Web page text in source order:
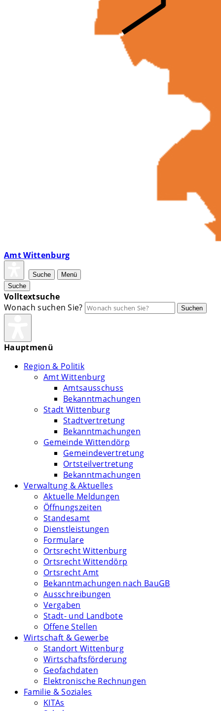
Amt Wittenburg
Suche
Menü
Suche
Volltextsuche
Wonach suchen Sie?
Suchen
Hauptmenü
Region & Politik
Amt Wittenburg
Amtsausschuss
Bekanntmachungen
Stadt Wittenburg
Stadtvertretung
Bekanntmachungen
Gemeinde Wittendörp
Gemeindevertretung
Ortsteilvertretung
Bekanntmachungen
Verwaltung & Aktuelles
Aktuelle Meldungen
Öffnungszeiten
Standesamt
Dienstleistungen
Formulare
Ortsrecht Wittenburg
Ortsrecht Wittendörp
Ortsrecht Amt
Bekanntmachungen nach BauGB
Ausschreibungen
Vergaben
Stadt- und Landbote
Offene Stellen
Wirtschaft & Gewerbe
Standort Wittenburg
Wirtschaftsförderung
Geofachdaten
Elektronische Rechnungen
Familie & Soziales
KITAs